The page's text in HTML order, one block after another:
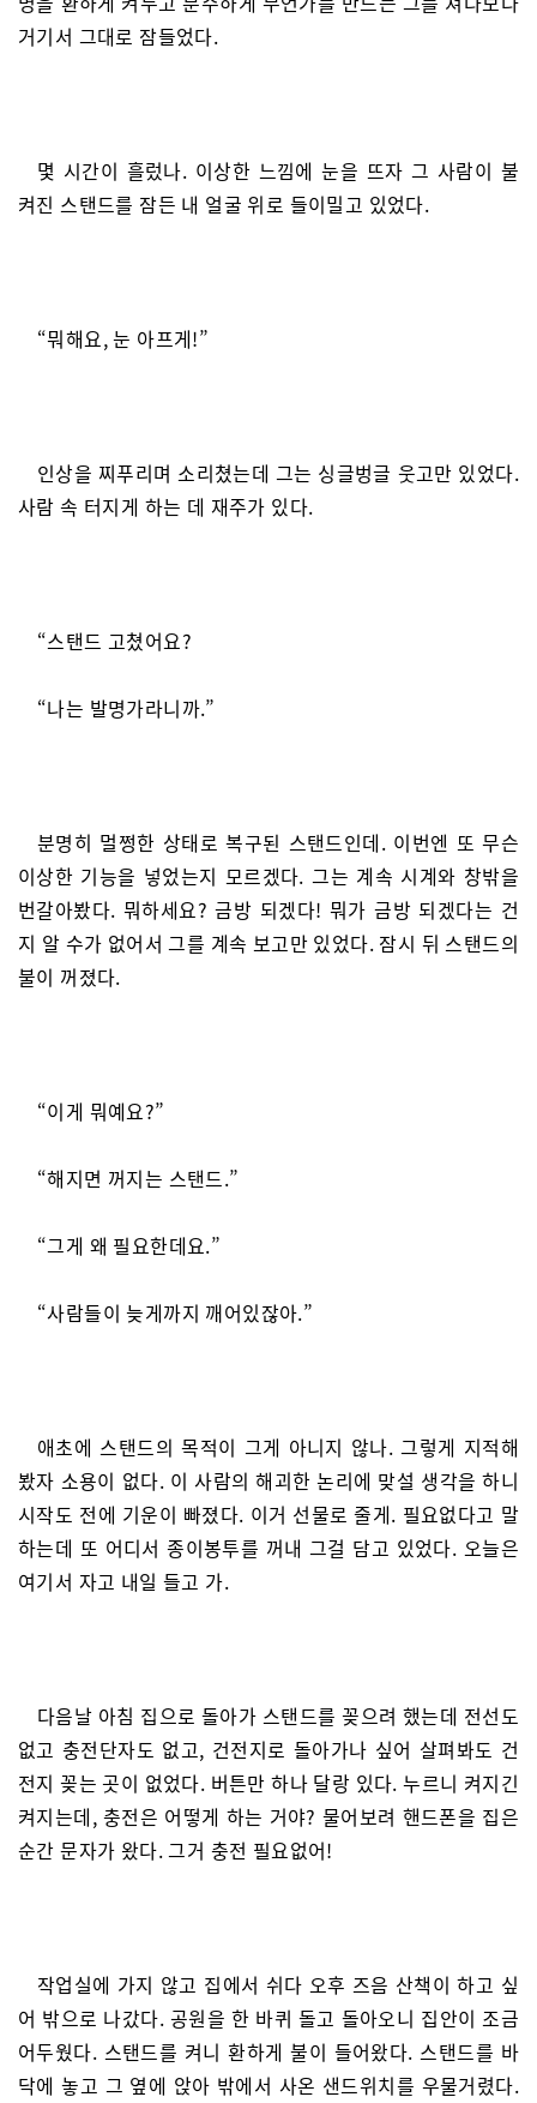
거기서 그대로 잠들었다.
몇 시간이 흘렀나. 이상한 느낌에 눈을 뜨자 그 사람이 불
켜진 스탠드를 잠든 내 얼굴 위로 들이밀고 있었다.
“뭐해요, 눈 아프게!”
인상을 찌푸리며 소리쳤는데 그는 싱글벙글 웃고만 있었다.
사람 속 터지게 하는 데 재주가 있다.
“스탠드 고쳤어요?
“나는 발명가라니까.”
분명히 멀쩡한 상태로 복구된 스탠드인데. 이번엔 또 무슨
이상한 기능을 넣었는지 모르겠다. 그는 계속 시계와 창밖을
번갈아봤다. 뭐하세요? 금방 되겠다! 뭐가 금방 되겠다는 건
지 알 수가 없어서 그를 계속 보고만 있었다. 잠시 뒤 스탠드의
불이 꺼졌다.
“이게 뭐예요?”
“해지면 꺼지는 스탠드.”
“그게 왜 필요한데요.”
“사람들이 늦게까지 깨어있잖아.”
애초에 스탠드의 목적이 그게 아니지 않나. 그렇게 지적해
봤자 소용이 없다. 이 사람의 해괴한 논리에 맞설 생각을 하니
시작도 전에 기운이 빠졌다. 이거 선물로 줄게. 필요없다고 말
하는데 또 어디서 종이봉투를 꺼내 그걸 담고 있었다. 오늘은
여기서 자고 내일 들고 가.
다음날 아침 집으로 돌아가 스탠드를 꽂으려 했는데 전선도
없고 충전단자도 없고, 건전지로 돌아가나 싶어 살펴봐도 건
전지 꽂는 곳이 없었다. 버튼만 하나 달랑 있다. 누르니 켜지긴
켜지는데, 충전은 어떻게 하는 거야? 물어보려 핸드폰을 집은
순간 문자가 왔다. 그거 충전 필요없어!
작업실에 가지 않고 집에서 쉬다 오후 즈음 산책이 하고 싶
어 밖으로 나갔다. 공원을 한 바퀴 돌고 돌아오니 집안이 조금
어두웠다. 스탠드를 켜니 환하게 불이 들어왔다. 스탠드를 바
닥에 놓고 그 옆에 앉아 밖에서 사온 샌드위치를 우물거렸다.